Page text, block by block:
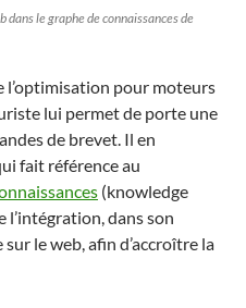
le graphe de connaissances de
l’optimisation pour moteurs
lui permet de porte une
de brevet. Il en
fait référence au
(knowledge
l’intégration, dans son
le web, afin d’accroître la